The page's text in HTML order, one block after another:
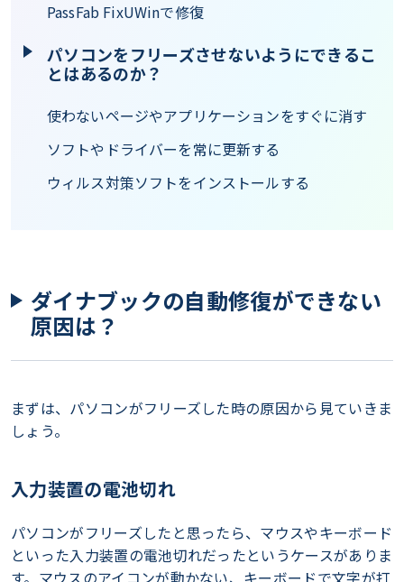
PassFab FixUWinで修復
パソコンをフリーズさせないようにできるこ
とはあるのか？
使わないページやアプリケーションをすぐに消す
ソフトやドライバーを常に更新する
ウィルス対策ソフトをインストールする
ダイナブックの自動修復ができない
原因は？
まずは、パソコンがフリーズした時の原因から見ていきま
しょう。
入力装置の電池切れ
パソコンがフリーズしたと思ったら、マウスやキーボード
といった入力装置の電池切れだったというケースがありま
す。マウスのアイコンが動かない、キーボードで文字が打